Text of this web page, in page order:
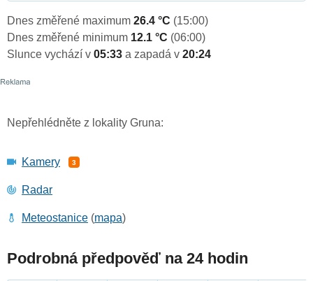
Dnes změřené maximum 26.4 °C (15:00)
Dnes změřené minimum 12.1 °C (06:00)
Slunce vychází v 05:33 a zapadá v 20:24
Nepřehlédněte z lokality Gruna:
Kamery 3
Radar
Meteostanice (mapa)
Podrobná předpověď na 24 hodin